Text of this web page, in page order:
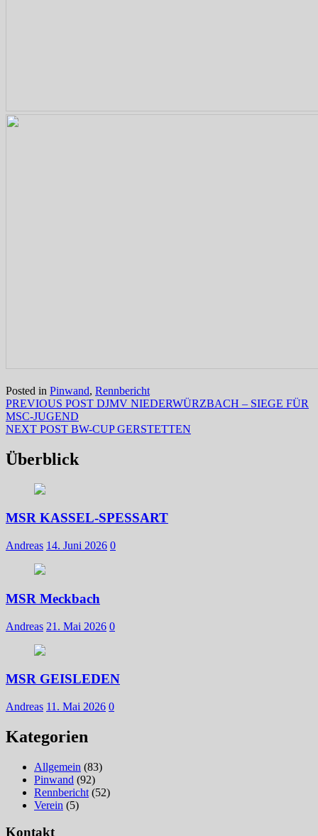
Posted in Pinwand, Rennbericht
Beitragsnavigation
PREVIOUS POST Previous
DJMV NIEDERWÜRZBACH – SIEGE FÜR
MSC-JUGEND
NEXT POST Next
BW-CUP GERSTETTEN
Überblick
MSR KASSEL-SPESSART
Andreas 14. Juni 2026 0
MSR Meckbach
Andreas 21. Mai 2026 0
MSR GEISLEDEN
Andreas 11. Mai 2026 0
Kategorien
Allgemein (83)
Pinwand (92)
Rennbericht (52)
Verein (5)
Kontakt